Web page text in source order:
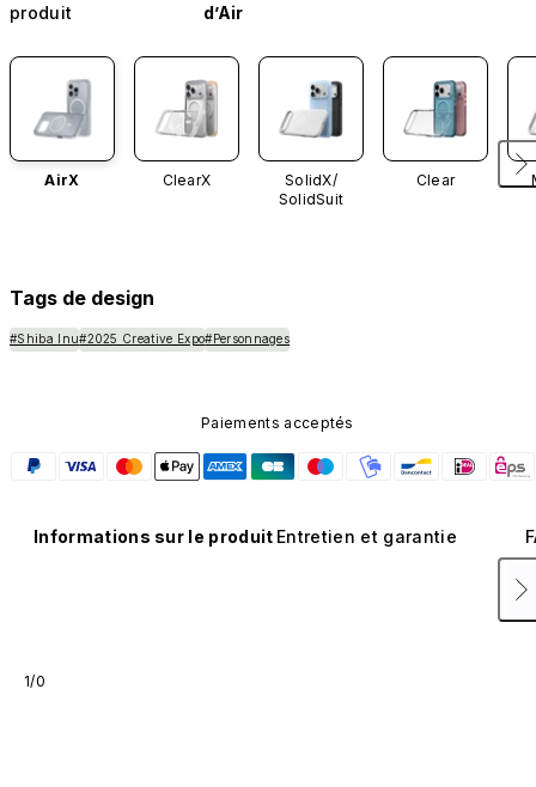
produit
d’Air
AirX ClearX
SolidX/
SolidSuit
Clear
Tags de design
#Shiba Inu#2025 Creative Expo#Personnages
Paiements acceptés
Informations sur le produit Entretien et garantie
1/0